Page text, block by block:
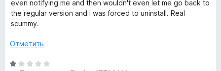
т
о
р
1
5
н
е
о
а
even notifying me and then wouldn't even let me go back to
the regular version and I was forced to uninstall. Real
scummy.
Отметить
О